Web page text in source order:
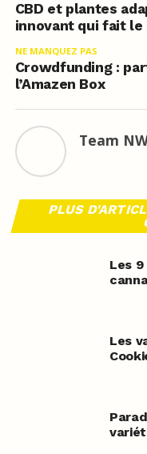
CBD et plantes
innovant qui fait le
NE MANQUEZ PAS
Crowdfunding :
l’Amazen Box
Team
PLUS
Les
Les